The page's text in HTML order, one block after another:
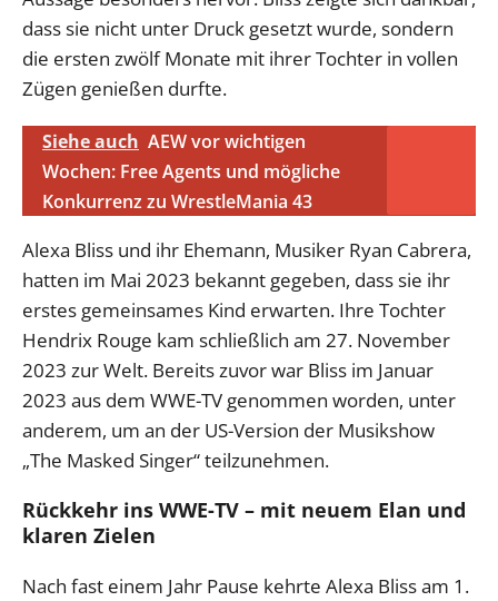
dass sie nicht unter Druck gesetzt wurde, sondern
die ersten zwölf Monate mit ihrer Tochter in vollen
Zügen genießen durfte.
Siehe auch AEW vor wichtigen
Wochen: Free Agents und mögliche
Konkurrenz zu WrestleMania 43
Alexa Bliss und ihr Ehemann, Musiker Ryan Cabrera,
hatten im Mai 2023 bekannt gegeben, dass sie ihr
erstes gemeinsames Kind erwarten. Ihre Tochter
Hendrix Rouge kam schließlich am 27. November
2023 zur Welt. Bereits zuvor war Bliss im Januar
2023 aus dem WWE-TV genommen worden, unter
anderem, um an der US-Version der Musikshow
„The Masked Singer“ teilzunehmen.
Rückkehr ins WWE-TV – mit neuem Elan und
klaren Zielen
Nach fast einem Jahr Pause kehrte Alexa Bliss am 1.